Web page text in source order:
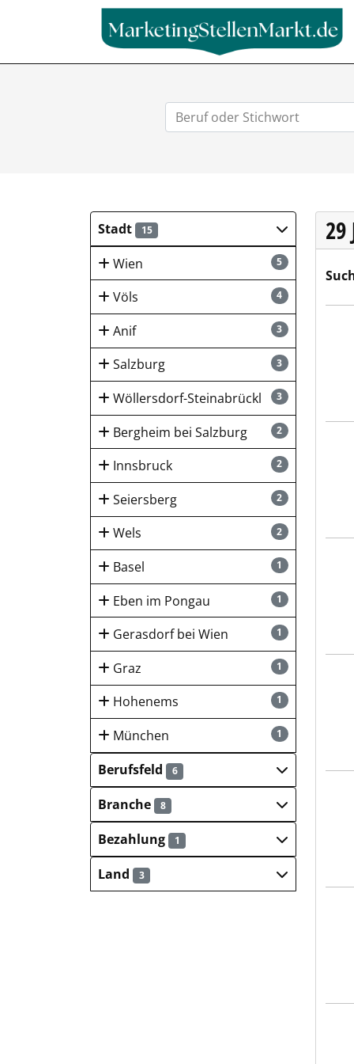
Stadt 15
5
Wien
4
Völs
3
Anif
3
Salzburg
3
Wöllersdorf-Steinabrückl
2
Bergheim bei Salzburg
2
Innsbruck
2
Seiersberg
2
Wels
1
Basel
1
Eben im Pongau
1
Gerasdorf bei Wien
1
Graz
1
Hohenems
1
München
Berufsfeld
6
Branche 8
Bezahlung 1
Land 3
29